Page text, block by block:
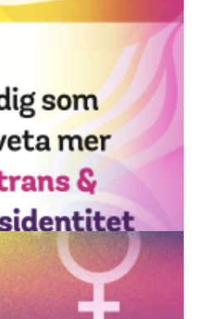
och
och behov hos
Publiceringsår: